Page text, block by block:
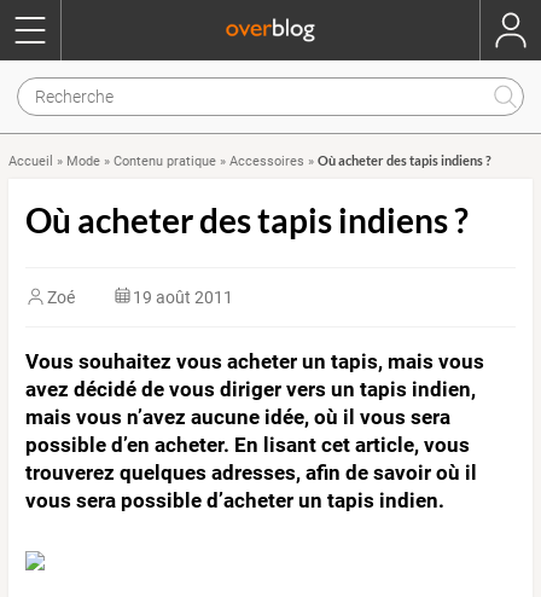
Accueil » Mode » Contenu pratique » Accessoires » Où acheter des tapis indiens ?
Où acheter des tapis indiens ?
Zoé 19 août 2011
Vous souhaitez vous acheter un tapis, mais vous
avez décidé de vous diriger vers un tapis indien,
mais vous n’avez aucune idée, où il vous sera
possible d’en acheter. En lisant cet article, vous
trouverez quelques adresses, afin de savoir où il
vous sera possible d’acheter un tapis indien.